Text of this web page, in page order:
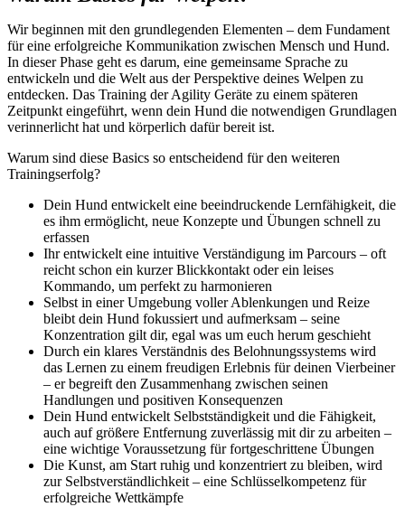
Wir beginnen mit den grundlegenden Elementen – dem Fundament
für eine erfolgreiche Kommunikation zwischen Mensch und Hund.
In dieser Phase geht es darum, eine gemeinsame Sprache zu
entwickeln und die Welt aus der Perspektive deines Welpen zu
entdecken. Das Training der Agility Geräte zu einem späteren
Zeitpunkt eingeführt, wenn dein Hund die notwendigen Grundlagen
verinnerlicht hat und körperlich dafür bereit ist.
Warum sind diese Basics so entscheidend für den weiteren
Trainingserfolg?
Dein Hund entwickelt eine beeindruckende Lernfähigkeit, die
es ihm ermöglicht, neue Konzepte und Übungen schnell zu
erfassen
Ihr entwickelt eine intuitive Verständigung im Parcours – oft
reicht schon ein kurzer Blickkontakt oder ein leises
Kommando, um perfekt zu harmonieren
Selbst in einer Umgebung voller Ablenkungen und Reize
bleibt dein Hund fokussiert und aufmerksam – seine
Konzentration gilt dir, egal was um euch herum geschieht
Durch ein klares Verständnis des Belohnungssystems wird
das Lernen zu einem freudigen Erlebnis für deinen Vierbeiner
– er begreift den Zusammenhang zwischen seinen
Handlungen und positiven Konsequenzen
Dein Hund entwickelt Selbstständigkeit und die Fähigkeit,
auch auf größere Entfernung zuverlässig mit dir zu arbeiten –
eine wichtige Voraussetzung für fortgeschrittene Übungen
Die Kunst, am Start ruhig und konzentriert zu bleiben, wird
zur Selbstverständlichkeit – eine Schlüsselkompetenz für
erfolgreiche Wettkämpfe